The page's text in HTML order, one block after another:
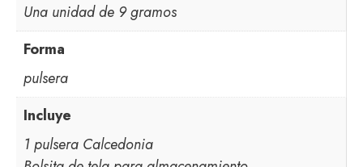
Una unidad de 9 gramos
Forma
pulsera
Incluye
1 pulsera Calcedonia